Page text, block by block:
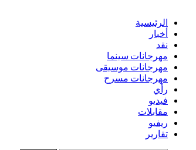
الرئيسية
أخبار
نقد
مهرجانات سينما
مهرجانات موسيقى
مهرجانات مسرح
رأي
فيديو
مقابلات
ريفيو
تقارير